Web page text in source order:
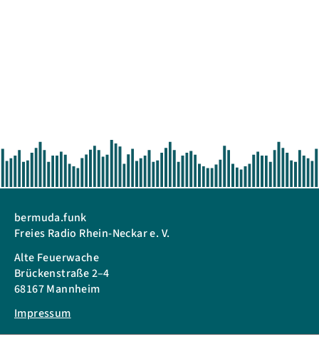
bermuda.funk
Freies Radio Rhein-Neckar e. V.
Alte Feuerwache
Brückenstraße 2–4
68167 Mannheim
Impressum